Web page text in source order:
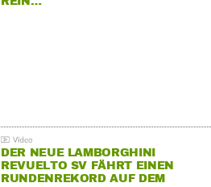
DER NEUE LAMBORGHINI
REVUELTO SV FÄHRT EINEN
RUNDENREKORD AUF DEM